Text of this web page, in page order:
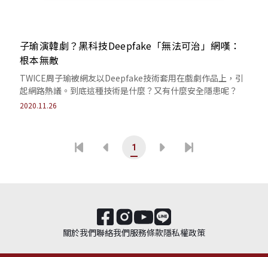
子瑜演韓劇？黑科技Deepfake「無法可治」網嘆：
根本無敵
TWICE周子瑜被網友以Deepfake技術套用在戲劇作品上，引
起網路熱議。到底這種技術是什麼？又有什麼安全隱患呢？
2020.11.26
1
關於我們聯絡我們服務條款隱私權政策